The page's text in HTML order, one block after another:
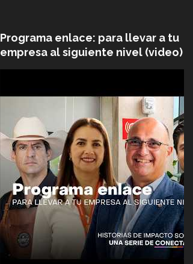
Programa enlace: para llevar a tu
empresa al siguiente nivel (video)